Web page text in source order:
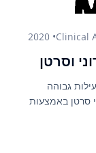
Clinical
•
2020
וסרטן
גבוהה
סרטן באמצעות